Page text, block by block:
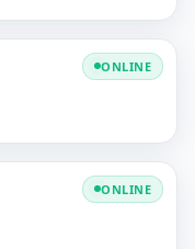
ONLINE
ONLINE